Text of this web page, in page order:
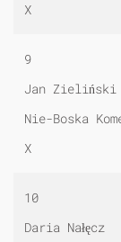
X
9
Jan Zieliński
Nie-Boska
X
10
Daria Nałęcz